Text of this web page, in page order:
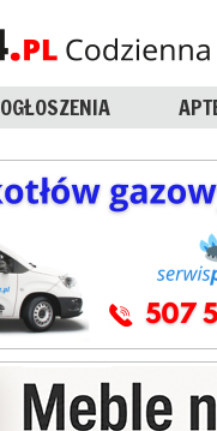
OGŁOSZENIA